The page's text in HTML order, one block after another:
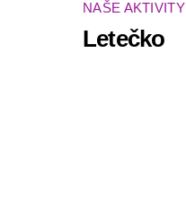
NAŠE AKTIVITY
Letečko